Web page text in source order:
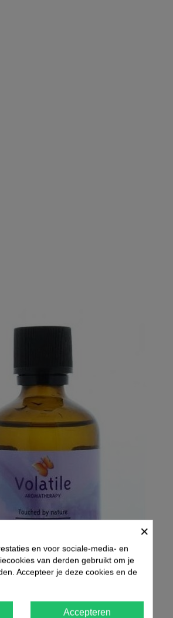
×
en voor sociale-media- en
van derden gebruikt om je
Accepteer je deze cookies en de
Accepteren